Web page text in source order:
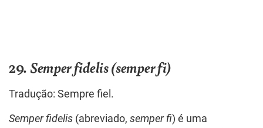
29.Semper fidelis (semper fi)
Tradução: Sempre fiel.
Semper fidelis (abreviado, semper fi) é uma